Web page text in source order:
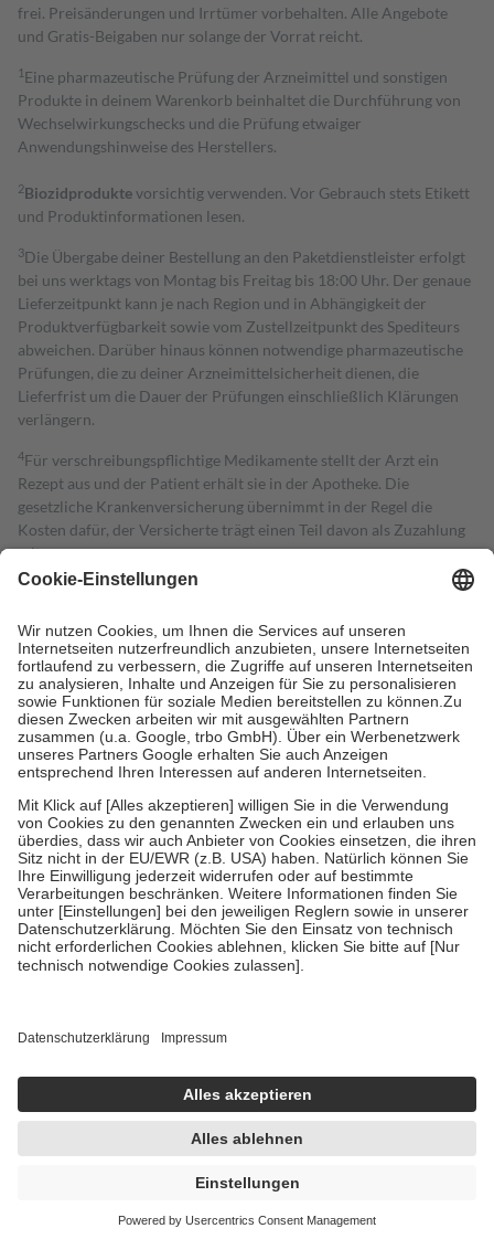
frei. Preisänderungen und Irrtümer vorbehalten. Alle Angebote
und Gratis-Beigaben nur solange der Vorrat reicht.
1 Eine pharmazeutische Prüfung der Arzneimittel und sonstigen
Produkte in deinem Warenkorb beinhaltet die Durchführung von
Wechselwirkungschecks und die Prüfung etwaiger
Anwendungshinweise des Herstellers.
2Biozidproduktevorsichtig verwenden. Vor Gebrauch stets Etikett
und Produktinformationen lesen.
3Die Übergabe deiner Bestellung an den Paketdienstleister erfolgt
bei uns werktags von Montag bis Freitag bis 18:00 Uhr. Der genaue
Lieferzeitpunkt kann je nach Region und in Abhängigkeit der
Produktverfügbarkeit sowie vom Zustellzeitpunkt des Spediteurs
abweichen. Darüber hinaus können notwendige pharmazeutische
Prüfungen, die zu deiner Arzneimittelsicherheit dienen, die
Lieferfrist um die Dauer der Prüfungen einschließlich Klärungen
verlängern.
4Für verschreibungspflichtige Medikamente stellt der Arzt ein
Rezept aus und der Patient erhält sie in der Apotheke. Die
gesetzliche Krankenversicherung übernimmt in der Regel die
Kosten dafür, der Versicherte trägt einen Teil davon als Zuzahlung
mit.
Grundsätzlich leisten Mitglieder Zuzahlungen in Höhe von zehn
höchstens zehn Euro.
Es sind jedoch nie mehr als die tatsächlichen
Kosten der Leistung zu entrichten.
Diese Regeln gelten grundsätzlich auch für Online-Apotheken.
Bei Heilmitteln und häuslicher Krankenpflege beträgt die
Zuzahlung zehn Prozent der Kosten sowie zehn Euro je
Verordnung.
Um das Engagement der Versicherten für ihre eigene Gesundheit zu
stärken und die besondere Stellung der Familie zu unterstützen,
fallenkeine Zuzahlungenan bei:
• Kindern und Jugendlichen bis zum vollendeten 18. Lebensjahr
mit Ausnahme der Fahrkosten
• Untersuchungen zur Vorsorge und Früherkennung, die von der
GKV getragen werden
• empfohlenen Schutzimpfungen
• Harn- und Blutteststreifen
getroffen, um sicherzustellen, dass es sich um echte Bewertungen
https://help.etrusted.com/hc/de/articles/4419944605341
Einige Bilder und Inhalte wurden unter Zuhilfenahme künstlicher